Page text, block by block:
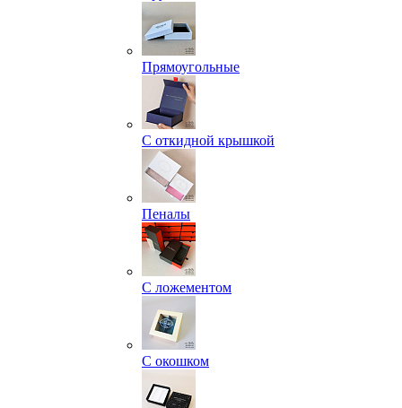
Прямоугольные
С откидной крышкой
Пеналы
С ложементом
С окошком